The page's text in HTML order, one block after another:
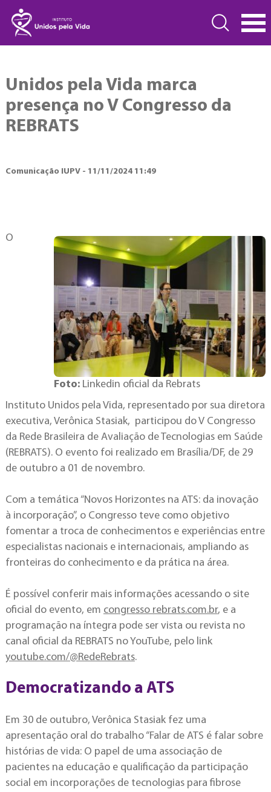
Unidos pela Vida marca
presença no V Congresso da
REBRATS
Comunicação IUPV - 11/11/2024 11:49
Foto: Linkedin oficial da Rebrats
O
Instituto Unidos pela Vida, representado por sua diretora
executiva, Verônica Stasiak, participou do V Congresso
da Rede Brasileira de Avaliação de Tecnologias em Saúde
(REBRATS). O evento foi realizado em Brasília/DF, de 29
de outubro a 01 de novembro.
Com a temática “Novos Horizontes na ATS: da inovação
à incorporação”, o Congresso teve como objetivo
fomentar a troca de conhecimentos e experiências entre
especialistas nacionais e internacionais, ampliando as
fronteiras do conhecimento e da prática na área.
É possível conferir mais informações acessando o site
oficial do evento, em congresso rebrats.com.br, e a
programação na íntegra pode ser vista ou revista no
canal oficial da REBRATS no YouTube, pelo link
youtube.com/@RedeRebrats.
Democratizando a ATS
Em 30 de outubro, Verônica Stasiak fez uma
apresentação oral do trabalho “Falar de ATS é falar sobre
histórias de vida: O papel de uma associação de
pacientes na educação e qualificação da participação
social em incorporações de tecnologias para fibrose